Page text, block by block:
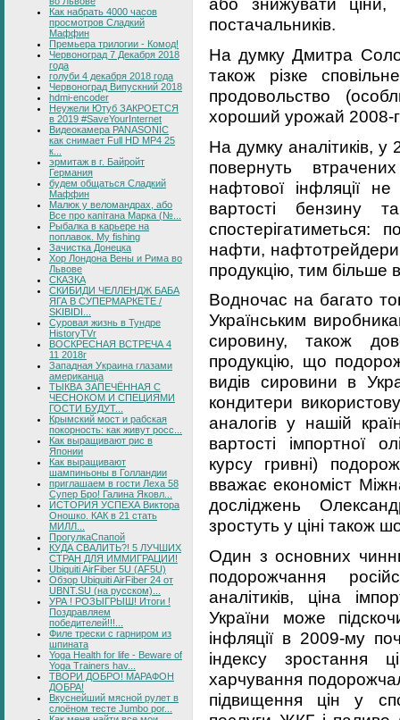
Как набрать 4000 часов
просмотров Сладкий
Маффин
Премьера трилогии - Комод!
Червоноград 7 Декабря 2018
года
голуби 4 декабря 2018 года
Червоноград Випускний 2018
hdmi-encoder
Неужели Ютуб ЗАКРОЕТСЯ
в 2019 #SaveYourInternet
Видеокамера PANASONIC
как снимает Full HD MP4 25
к...
эрмитаж в г. Байройт
Германия
будем общаться Сладкий
Маффин
Малюк у веломандрах, або
Все про капітана Марка (№...
Рыбалка в карьере на
поплавок. My fishing
Зачистка Донецка
Хор Лондона Вены и Рима во
Львове
СКАЗКА
СКИБИДИ ЧЕЛЛЕНДЖ БАБА
ЯГА В СУПЕРМАРКЕТЕ /
SKIBIDI...
Суровая жизнь в Тундре
HistoryTVr
ВОСКРЕСНАЯ ВСТРЕЧА 4
11 2018г
Западная Украина глазами
американца
ТЫКВА ЗАПЕЧЁННАЯ С
ЧЕСНОКОМ И СПЕЦИЯМИ
ГОСТИ БУДУТ...
Крымский мост и рабская
покорность: как живут росс...
Как выращивают рис в
Японии
Как выращивают
шампиньоны в Голландии
приглашаем в гости Леха 58
Супер Бро! Галина Яковл...
ИСТОРИЯ УСПЕХА Виктора
Оношко. КАК в 21 стать
МИЛЛ...
ПрогулкаСпапой
КУДА СВАЛИТЬ?! 5 ЛУЧШИХ
СТРАН ДЛЯ ИММИГРАЦИИ!
Ubiquiti AirFiber 5U (AF5U)
Обзор Ubiquiti AirFiber 24 от
UBNT.SU (на русском)...
УРА ! РОЗЫГРЫШ! Итоги !
Поздравляем
победителей!!!...
Филе трески с гарниром из
шпината
Yoga Health for life - Beware of
Yoga Trainers hav...
ТВОРИ ДОБРО! МАРАФОН
ДОБРА!
Вкуснейший мясной рулет в
слоёном тесте Jumbo por...
постачальників.
На думку Дмитра
також різке
продовольство
хороший урожай 2008-
На думку аналітиків,
повернуть
нафтової інфляції
вартості бензину
спостерігатиметься:
нафти,
продукцію, тим
Водночас на багато
Українським
сировину, також
продукцію, що
видів сировини в
кондитери
аналогів у нашій
вартості імпортної
курсу гривні)
вважає економіст
досліджень
зростуть у ціні також
Один з основних
подорожчання
аналітиків, ціна
України може
інфляції в 2009-му
індексу зростання
харчування
підвищення цін у